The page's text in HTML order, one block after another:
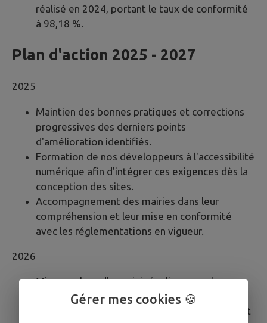
réalisé en 2024, portant le taux de conformité
à 98,18 %.
Plan d'action 2025 - 2027
2025
Maintien des bonnes pratiques et corrections
progressives des derniers points
d'amélioration identifiés.
Formation de nos développeurs à l'accessibilité
numérique afin d'intégrer ces exigences dès la
conception des sites.
Accompagnement des mairies dans leur
compréhension et leur mise en conformité
avec les réglementations en vigueur.
2026
Mise en place d'un suivi régulier pour s'assurer
du maintien de la conformité.
Poursuite de la formation des développeurs et
Gérer mes cookies 🍪